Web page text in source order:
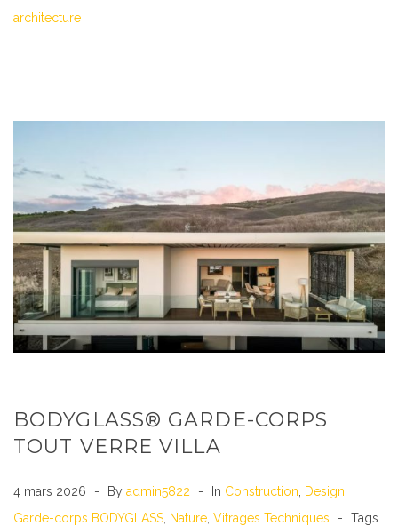
architecture
BODYGLASS® GARDE-CORPS
TOUT VERRE VILLA
4 mars 2026 By admin5822 In Construction Design
Garde-corps BODYGLASS Nature Vitrages Techniques
Tags